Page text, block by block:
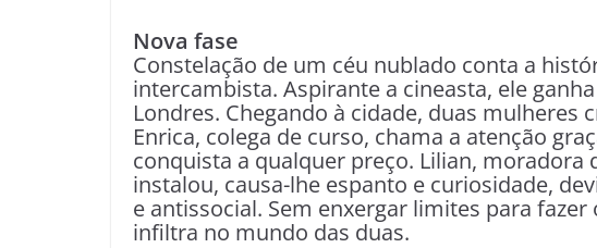
Nova fase
Constelação de um céu nublado conta a
intercambista. Aspirante a cineasta, ele
Londres. Chegando à cidade, duas mulheres
Enrica, colega de curso, chama a atenção
conquista a qualquer preço. Lilian, moradora
instalou, causa-lhe espanto e curiosidade,
e antissocial. Sem enxergar limites para
infiltra no mundo das duas.